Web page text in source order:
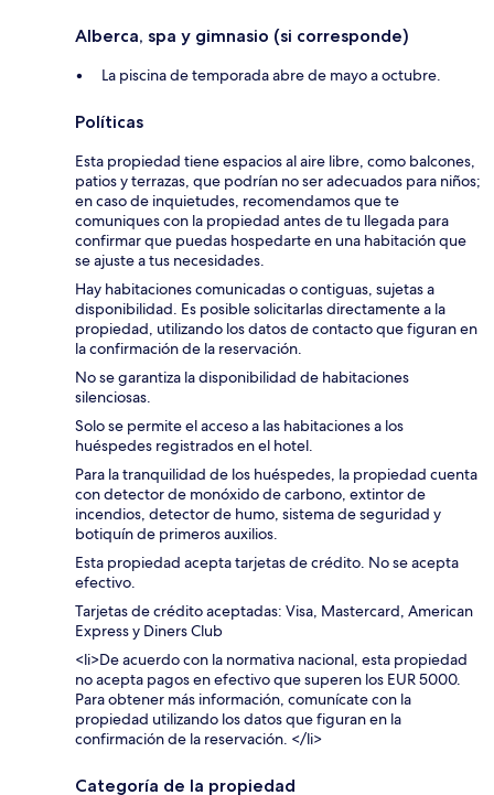
Alberca, spa y gimnasio (si corresponde)
La piscina de temporada abre de mayo a octubre.
Políticas
Esta propiedad tiene espacios al aire libre, como balcones,
patios y terrazas, que podrían no ser adecuados para niños;
en caso de inquietudes, recomendamos que te
comuniques con la propiedad antes de tu llegada para
confirmar que puedas hospedarte en una habitación que
se ajuste a tus necesidades.
Hay habitaciones comunicadas o contiguas, sujetas a
disponibilidad. Es posible solicitarlas directamente a la
propiedad, utilizando los datos de contacto que figuran en
la confirmación de la reservación.
No se garantiza la disponibilidad de habitaciones
silenciosas.
Solo se permite el acceso a las habitaciones a los
huéspedes registrados en el hotel.
Para la tranquilidad de los huéspedes, la propiedad cuenta
con detector de monóxido de carbono, extintor de
incendios, detector de humo, sistema de seguridad y
botiquín de primeros auxilios.
Esta propiedad acepta tarjetas de crédito. No se acepta
efectivo.
Tarjetas de crédito aceptadas: Visa, Mastercard, American
Express y Diners Club
<li>De acuerdo con la normativa nacional, esta propiedad
no acepta pagos en efectivo que superen los EUR 5000.
Para obtener más información, comunícate con la
propiedad utilizando los datos que figuran en la
confirmación de la reservación. </li>
Categoría de la propiedad